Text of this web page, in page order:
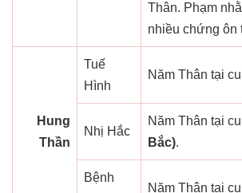
Thân. Phạm
nhiều chứng ôn
Hung
Thần
Tuế
Hình
Năm Thân tại
Nhị Hắc
Năm Thân tại
Bắc).
Bệnh
Năm Thân tại